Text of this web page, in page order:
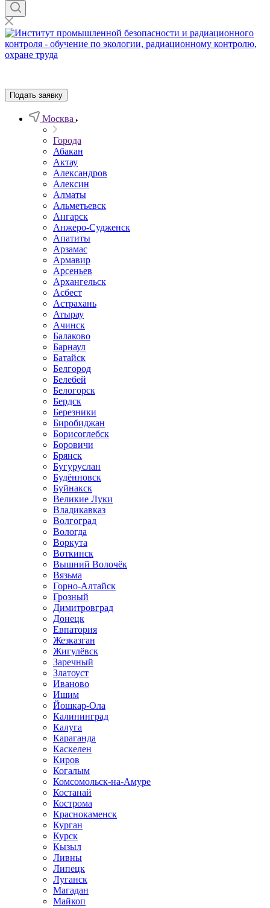
Подать заявку
Москва
Города
Абакан
Актау
Александров
Алексин
Алматы
Альметьевск
Ангарск
Анжеро-Судженск
Апатиты
Арзамас
Армавир
Арсеньев
Архангельск
Асбест
Астрахань
Атырау
Ачинск
Балаково
Барнаул
Батайск
Белгород
Белебей
Белогорск
Бердск
Березники
Биробиджан
Борисоглебск
Боровичи
Брянск
Бугуруслан
Будённовск
Буйнакск
Великие Луки
Владикавказ
Волгоград
Вологда
Воркута
Воткинск
Вышний Волочёк
Вязьма
Горно-Алтайск
Грозный
Димитровград
Донецк
Евпатория
Жезказган
Жигулёвск
Заречный
Златоуст
Иваново
Ишим
Йошкар-Ола
Калининград
Калуга
Караганда
Каскелен
Киров
Когалым
Комсомольск-на-Амуре
Костанай
Кострома
Краснокаменск
Курган
Курск
Кызыл
Ливны
Липецк
Луганск
Магадан
Майкоп